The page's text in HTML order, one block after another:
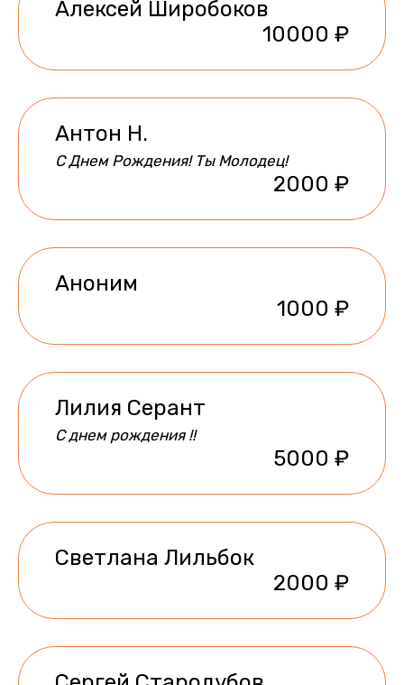
Алексей Широбоков
10000 ₽
Антон Н.
С Днем Рождения! Ты Молодец!
2000 ₽
Аноним
1000 ₽
Лилия Серант
С днем рождения !!
5000 ₽
Светлана Лильбок
2000 ₽